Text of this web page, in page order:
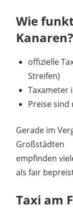
Wie
Kanaren?
offizielle
Streifen)
Taxameter
Preise
Gerade im
Großstädten
empfinden
als fair
Taxi am